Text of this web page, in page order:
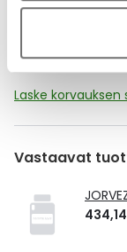
Kela-
toimitusmaksu
Laske korvauksen
Vastaavat